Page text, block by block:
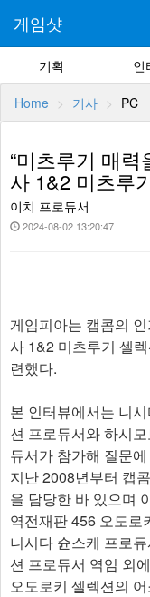
게임샷
기획 인
Home 기사 PC
“미츠루기 매
사 1&2 미츠루
이치 프로듀서
2024-08-02 13:20:47
게임피아는 캡콤의
사 1&2 미츠루기 셀
련했다.
본 인터뷰에서는 니
션 프로듀서와 하시
듀서가 참가해 질문
지난 2008년부터 캡
을 담당한 바 있으며
역전재판 456 오도로
니시다 슌스케 프로
션 프로듀서 역임 외
오도로키 셀렉션의